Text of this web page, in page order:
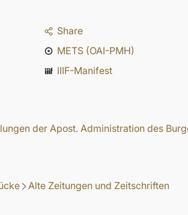
Share
METS (OAI-PMH)
IIIF-Manifest
der Apost. Administration des
Alte Zeitungen und Zeitschriften